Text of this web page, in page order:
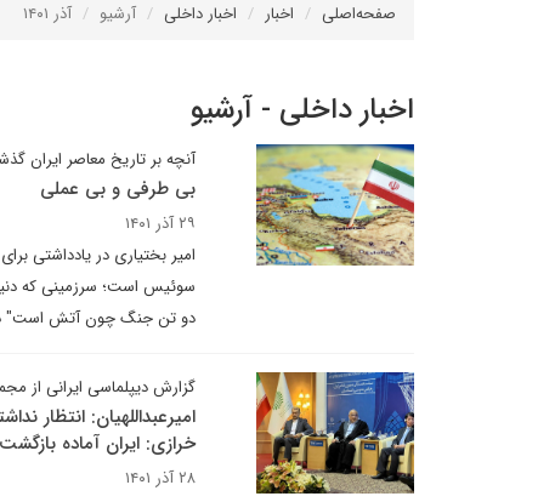
صفحه‌اصلی اخبار اخبار داخلی آرشیو آذر ۱۴۰۱
اخبار داخلی - آرشیو
آنچه بر تاریخ معاصر ایران
بی طرفی و بی عملی
۲۹ آذر ۱۴۰۱
امیر بختیاری در یادداشتی
سوئیس است؛ سرزمینی که
دو تن جنگ چون آتش است"
گزارش دیپلماسی ایرانی از
خرازی: ایران آماده
۲۸ آذر ۱۴۰۱